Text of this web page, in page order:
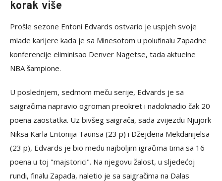
korak više
Prošle sezone Entoni Edvards ostvario je uspjeh svoje
mlade karijere kada je sa Minesotom u polufinalu Zapadne
konferencije eliminisao Denver Nagetse, tada aktuelne
NBA šampione.
U poslednjem, sedmom meču serije, Edvards je sa
saigračima napravio ogroman preokret i nadoknadio čak 20
poena zaostatka. Uz bivšeg saigrača, sada zvijezdu Njujork
Niksa Karla Entonija Taunsa (23 p) i Džejdena Mekdanijelsa
(23 p), Edvards je bio među najboljim igračima tima sa 16
poena u toj "majstorici". Na njegovu žalost, u sljedećoj
rundi, finalu Zapada, naletio je sa saigračima na Dalas